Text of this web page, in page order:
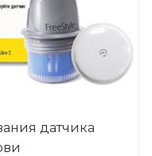
датчика